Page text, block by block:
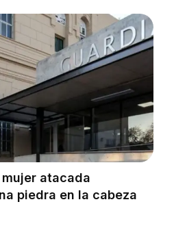
atacada
piedra en la cabeza